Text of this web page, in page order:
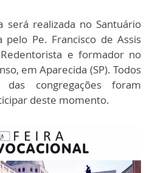
será realizada no Santuário
pelo Pe. Francisco de Assis
e formador no
em Aparecida (SP). Todos
das congregações foram
deste momento.